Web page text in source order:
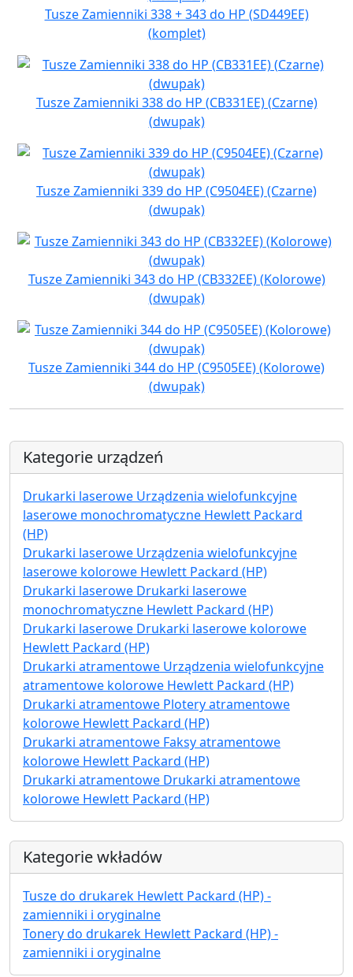
Tusze Zamienniki 338 + 343 do HP (SD449EE)
(komplet)
Tusze Zamienniki 338 do HP (CB331EE) (Czarne)
(dwupak)
Tusze Zamienniki 339 do HP (C9504EE) (Czarne)
(dwupak)
Tusze Zamienniki 343 do HP (CB332EE) (Kolorowe)
(dwupak)
Tusze Zamienniki 344 do HP (C9505EE) (Kolorowe)
(dwupak)
Kategorie urządzeń
Drukarki laserowe Urządzenia wielofunkcyjne
laserowe monochromatyczne Hewlett Packard
(HP)
Drukarki laserowe Urządzenia wielofunkcyjne
laserowe kolorowe Hewlett Packard (HP)
Drukarki laserowe Drukarki laserowe
monochromatyczne Hewlett Packard (HP)
Drukarki laserowe Drukarki laserowe kolorowe
Hewlett Packard (HP)
Drukarki atramentowe Urządzenia wielofunkcyjne
atramentowe kolorowe Hewlett Packard (HP)
Drukarki atramentowe Plotery atramentowe
kolorowe Hewlett Packard (HP)
Drukarki atramentowe Faksy atramentowe
kolorowe Hewlett Packard (HP)
Drukarki atramentowe Drukarki atramentowe
kolorowe Hewlett Packard (HP)
Kategorie wkładów
Tusze do drukarek Hewlett Packard (HP) -
zamienniki i oryginalne
Tonery do drukarek Hewlett Packard (HP) -
zamienniki i oryginalne